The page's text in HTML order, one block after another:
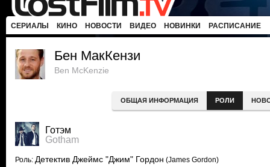
СЕРИАЛЫ КИНО НОВОСТИ ВИДЕО НОВИНКИ РАСПИСАНИЕ
Бен МакКензи
Ben McKenzie
ОБЩАЯ ИНФОРМАЦИЯ РОЛИ
Готэм
Gotham
Роль: Детектив Джеймс "Джим" Гордон (James Gordon)